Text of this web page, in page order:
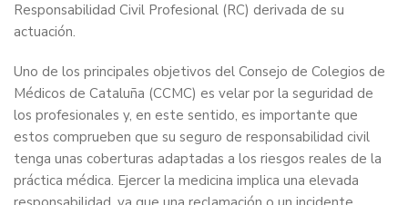
Responsabilidad Civil Profesional (RC) derivada de su
actuación.
Uno de los principales objetivos del Consejo de Colegios de
Médicos de Cataluña (CCMC) es velar por la seguridad de
los profesionales y, en este sentido, es importante que
estos comprueben que su seguro de responsabilidad civil
tenga unas coberturas adaptadas a los riesgos reales de la
práctica médica. Ejercer la medicina implica una elevada